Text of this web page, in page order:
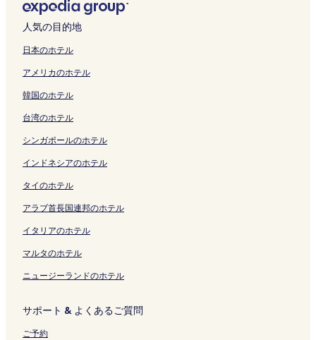
開
く
リ
ン
ク
開
く
リ
ン
ク
m
2
の
ペ
ー
ジ
開
リ
ク
を
開
く
リ
ン
ク
を
開
く
リ
ン
ク
リ
ン
ク
リ
ン
ク
m
の
ペ
ー
ジ
を
く
ン
の
ペ
ー
ジ
を
開
リ
ク
a
m
b
y
I
H
の
ー
を
開
リ
ク
a
m
R
e
s
o
t
ペ
ジ
を
く
ン
n
d
S
p
a
の
ー
を
く
リ
ク
a
G
u
a
m
の
ー
を
く
リ
ク
く
リ
ン
ク
&
R
e
s
i
d
n
e
の
ペ
ジ
開
リ
ン
ク
の
ペ
ー
ジ
を
開
リ
ク
T
o
w
e
r
の
ー
を
く
リ
ク
s
o
r
t
の
ペ
ジ
開
リ
ン
G
u
a
m
の
ペ
ジ
開
リ
ン
i
G
u
a
m
R
s
r
の
ペ
ジ
開
リ
ン
ク
o
r
t
H
o
t
l
ペ
ジ
を
く
ン
人気の目的地
日本のホテル
アメリカのホテル
韓国のホテル
台湾のホテル
シンガポールのホテル
インドネシアのホテル
タイのホテル
アラブ首長国連邦のホテル
イタリアのホテル
マルタのホテル
ニュージーランドのホテル
サポート & よくあるご質問
ご予約